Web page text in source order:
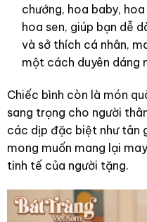
chướng, hoa baby,
hoa sen, giúp bạn dễ
và sở thích cá nhân,
một cách duyên dáng
Chiếc bình còn là món
sang trọng cho người
các dịp đặc biệt như tân
mong muốn mang lại
tinh tế của người tặng.